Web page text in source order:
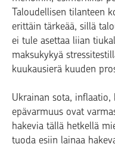
Taloudellisen tilanteen
erittäin tärkeää, sillä
ei tule asettaa liian
maksukykyä
kuukausierä kuuden
Ukrainan sota,
epävarmuus ovat
hakevia tällä hetkellä
tuoda esiin lainaa